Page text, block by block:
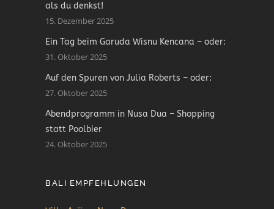
als du denkst!
15. Dezember 2025
Ein Tag beim Garuda Wisnu Kencana – oder:
31. Oktober 2025
Auf den Spuren von Julia Roberts – oder:
27. Oktober 2025
Abendprogramm in Nusa Dua – Shopping
statt Poolbier
24. Oktober 2025
BALI EMPFEHLUNGEN